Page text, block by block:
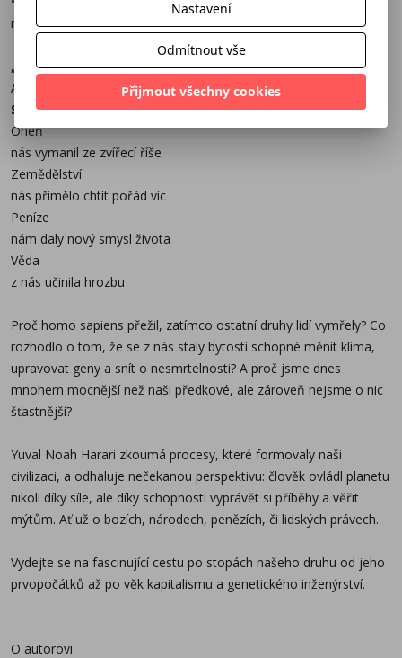
rizikům AI odolnější než diktátorské režimy.
„Právě prožíváme největší informační revoluci v lidské historii.
Abychom ji zvládli, musíme pochopit, co jí předcházelo.“
Sapiens
Oheň
nás vymanil ze zvířecí říše
Zemědělství
nás přimělo chtít pořád víc
Peníze
nám daly nový smysl života
Věda
z nás učinila hrozbu
Proč homo sapiens přežil, zatímco ostatní druhy lidí vymřely? Co
rozhodlo o tom, že se z nás staly bytosti schopné měnit klima,
upravovat geny a snít o nesmrtelnosti? A proč jsme dnes
mnohem mocnější než naši předkové, ale zároveň nejsme o nic
šťastnější?
Yuval Noah Harari zkoumá procesy, které formovaly naši
civilizaci, a odhaluje nečekanou perspektivu: člověk ovládl planetu
nikoli díky síle, ale díky schopnosti vyprávět si příběhy a věřit
mýtům. Ať už o bozích, národech, penězích, či lidských právech.
Vydejte se na fascinující cestu po stopách našeho druhu od jeho
prvopočátků až po věk kapitalismu a genetického inženýrství.
O autorovi
Nastavení
Odmítnout vše
Přijmout všechny cookies